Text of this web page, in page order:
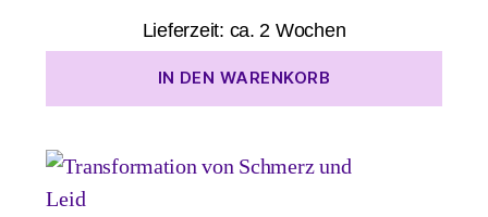
Lieferzeit: ca. 2 Wochen
IN DEN WARENKORB